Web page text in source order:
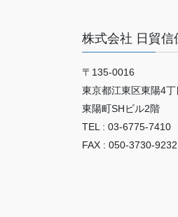
株式会社 日貿信
〒135-0016
東京都江東区東陽4
東陽町SHビル2階
TEL : 03-6775-7410
FAX : 050-3730-9232